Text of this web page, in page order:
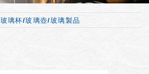
玻璃杯/玻璃壺/玻璃製品